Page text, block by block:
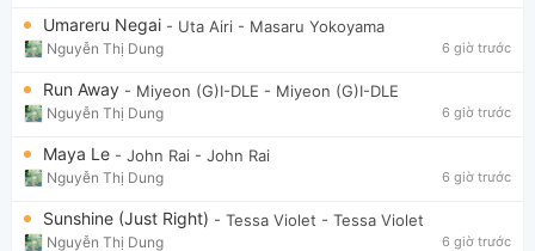
Umareru Negai - Uta Airi - Masaru Yokoyama
Nguyễn Thị Dung 6 giờ trước
Run Away - Miyeon (G)I-DLE - Miyeon (G)I-DLE
Nguyễn Thị Dung 6 giờ trước
Maya Le - John Rai - John Rai
Nguyễn Thị Dung 6 giờ trước
Sunshine (Just Right) - Tessa Violet - Tessa Violet
Nguyễn Thị Dung 6 giờ trước